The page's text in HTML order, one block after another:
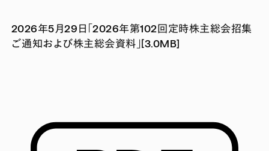
2026年5月29日「2026年第102回定時株主総会招集
ご通知および株主総会資料」[3.0MB]